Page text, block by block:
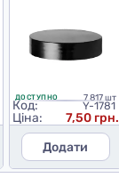
ДОСТУПНО 7 817 шт
Код: Y-1781
Ціна:
7,50 грн.
Додати